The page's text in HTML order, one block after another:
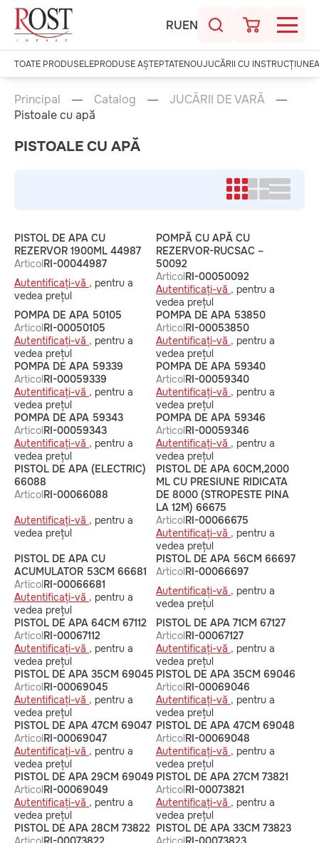
RUEN
TOATE PRODUSELEPRODUSE AȘTEPTATENOUJUCĂRII CU
Principal Catalog
JUCĂRII DE VARĂ
Pistoale cu apă
PISTOALE CU APĂ
PISTOL DE APA CU
REZERVOR 1900ML 44987
ArticolRI-00044987
Autentificați-vă , pentru a
vedea prețul
POMPĂ CU APĂ CU
REZERVOR-RUCSAC –
50092
ArticolRI-00050092
Autentificați-vă , pentru a
vedea prețul
POMPA DE APA 50105
ArticolRI-00050105
Autentificați-vă , pentru a
vedea prețul
POMPA DE APA 53850
ArticolRI-00053850
Autentificați-vă , pentru a
vedea prețul
POMPA DE APA 59339
ArticolRI-00059339
Autentificați-vă , pentru a
vedea prețul
POMPA DE APA 59340
ArticolRI-00059340
Autentificați-vă , pentru a
vedea prețul
POMPA DE APA 59343
ArticolRI-00059343
Autentificați-vă , pentru a
vedea prețul
POMPA DE APA 59346
ArticolRI-00059346
Autentificați-vă , pentru a
vedea prețul
PISTOL DE APA (ELECTRIC)
66088
ArticolRI-00066088
Autentificați-vă , pentru a
vedea prețul
PISTOL DE APA 60CM,2000
ML CU PRESIUNE RIDICATA
DE 8000 (STROPESTE PINA
LA 12M) 66675
ArticolRI-00066675
Autentificați-vă , pentru a
vedea prețul
PISTOL DE APA CU
ACUMULATOR 53CM 66681
ArticolRI-00066681
Autentificați-vă , pentru a
vedea prețul
PISTOL DE APA 56CM 66697
ArticolRI-00066697
Autentificați-vă , pentru a
vedea prețul
PISTOL DE APA 64CM 67112
ArticolRI-00067112
Autentificați-vă , pentru a
vedea prețul
PISTOL DE APA 71CM 67127
ArticolRI-00067127
Autentificați-vă , pentru a
vedea prețul
PISTOL DE APA 35CM 69045
ArticolRI-00069045
Autentificați-vă , pentru a
vedea prețul
PISTOL DE APA 35CM 69046
ArticolRI-00069046
Autentificați-vă , pentru a
vedea prețul
PISTOL DE APA 47CM 69047
ArticolRI-00069047
Autentificați-vă , pentru a
vedea prețul
PISTOL DE APA 47CM 69048
ArticolRI-00069048
Autentificați-vă , pentru a
vedea prețul
PISTOL DE APA 29CM 69049
ArticolRI-00069049
Autentificați-vă , pentru a
vedea prețul
PISTOL DE APA 27CM 73821
ArticolRI-00073821
Autentificați-vă , pentru a
vedea prețul
PISTOL DE APA 28CM 73822 PISTOL DE APA 33CM 73823